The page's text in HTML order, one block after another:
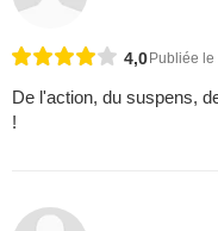
4,0 Publiée
De l'action, du suspens,
!